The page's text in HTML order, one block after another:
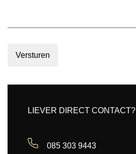
Versturen
LIEVER DIRECT CONTACT?
085 303 9443